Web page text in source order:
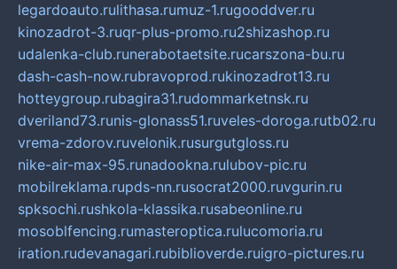
legardoauto.rulithasa.rumuz-1.rugooddver.ru
kinozadrot-3.ruqr-plus-promo.ru2shizashop.ru
udalenka-club.runerabotaetsite.rucarszona-bu.ru
dash-cash-now.rubravoprod.rukinozadrot13.ru
hotteygroup.rubagira31.rudommarketnsk.ru
dveriland73.runis-glonass51.ruveles-doroga.rutb02.ru
vrema-zdorov.ruvelonik.rusurgutgloss.ru
nike-air-max-95.runadookna.rulubov-pic.ru
mobilreklama.rupds-nn.rusocrat2000.ruvgurin.ru
spksochi.rushkola-klassika.rusabeonline.ru
mosoblfencing.rumasteroptica.rulucomoria.ru
iration.rudevanagari.rubiblioverde.ruigro-pictures.ru